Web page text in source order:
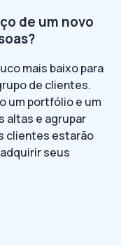
de um novo
mais baixo para
de clientes.
um portfólio e um
altas e agrupar
clientes estarão
seus